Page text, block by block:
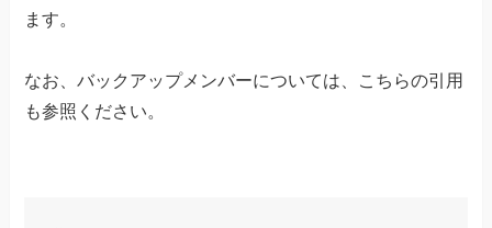
ます。
なお、バックアップメンバーについては、こちらの引用
も参照ください。